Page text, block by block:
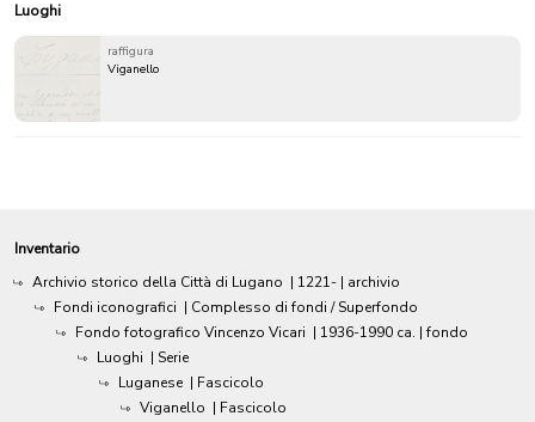
Luoghi
raffigura
Viganello
Inventario
Archivio storico della Città di Lugano | 1221- | archivio
Fondi iconografici | Complesso di fondi / Superfondo
Fondo fotografico Vincenzo Vicari | 1936-1990 ca. | fondo
Luoghi | Serie
Luganese | Fascicolo
Viganello | Fascicolo